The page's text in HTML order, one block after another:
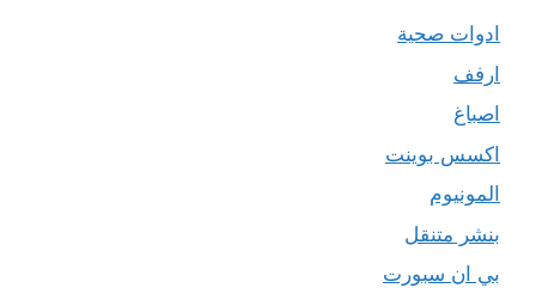
ادوات صحية
ارفف
اصباغ
اكسس بوينت
المونيوم
بنشر متنقل
بي ان سبورت